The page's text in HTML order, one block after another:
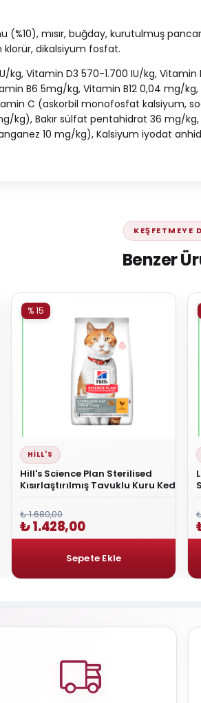
(%10), mısır, buğday, kurutulmuş
dikalsiyum fosfat.
kg, Vitamin D3 570-1.700 IU/kg,
B6 5mg/kg, Vitamin B12 0,04 mg/
C (askorbil monofosfat kalsiyum,
Bakır sülfat pentahidrat 36 mg/
10 mg/kg), Kalsiyum iyodat
KEŞFETMEYE
Benzer
HILL'S
Hill's Science Plan Sterilised
Kısırlaştırılmış Tavuklu Kuru Kedi
% 15
₺ 1.680,00
₺ 1.428,00